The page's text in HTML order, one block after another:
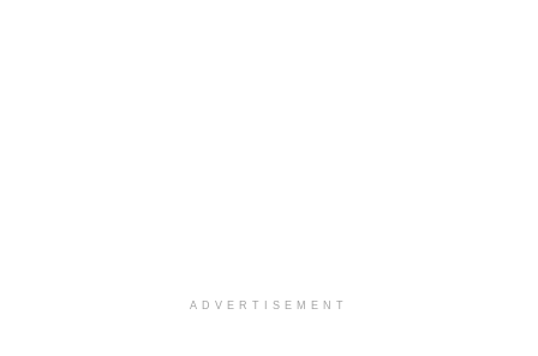
ADVERTISEMENT